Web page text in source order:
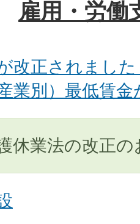
雇用・労働
改正されまし
業別）最低賃
休業法の改正の